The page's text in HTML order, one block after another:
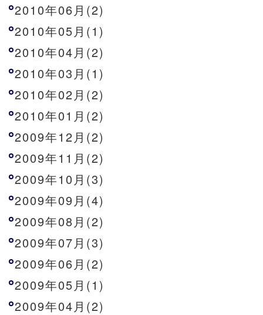
2010年06月(2)
2010年05月(1)
2010年04月(2)
2010年03月(1)
2010年02月(2)
2010年01月(2)
2009年12月(2)
2009年11月(2)
2009年10月(3)
2009年09月(4)
2009年08月(2)
2009年07月(3)
2009年06月(2)
2009年05月(1)
2009年04月(2)